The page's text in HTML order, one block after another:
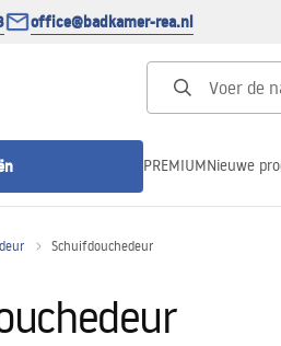
office@badkamer-rea.nl
PREMIUMNieuwe
Schuifdouchedeur